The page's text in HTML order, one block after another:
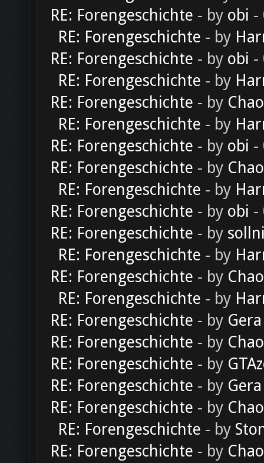
RE: Forengeschichte - by obi -
RE: Forengeschichte - by
RE: Forengeschichte - by obi -
RE: Forengeschichte - by
RE: Forengeschichte - by
RE: Forengeschichte - by
RE: Forengeschichte - by obi -
RE: Forengeschichte - by
RE: Forengeschichte - by
RE: Forengeschichte - by obi -
RE: Forengeschichte - by
RE: Forengeschichte - by
RE: Forengeschichte - by
RE: Forengeschichte - by
RE: Forengeschichte - by Gera
RE: Forengeschichte - by
RE: Forengeschichte - by
RE: Forengeschichte - by Gera
RE: Forengeschichte - by
RE: Forengeschichte - by
RE: Forengeschichte - by